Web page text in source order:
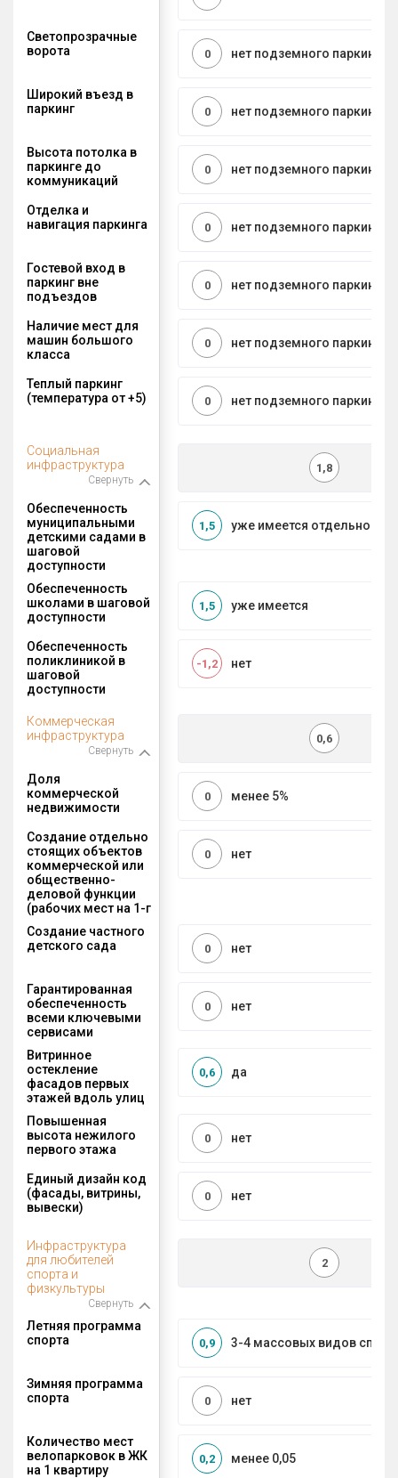
Светопрозрачные
ворота
нет подземного паркинга
0
Широкий въезд в
паркинг
нет подземного паркинга
0
Высота потолка в
паркинге до
коммуникаций
нет подземного паркинга
0
Отделка и
навигация паркинга
нет подземного паркинга
0
Гостевой вход в
паркинг вне
подъездов
нет подземного паркинга
0
Наличие мест для
машин большого
класса
нет подземного паркинга
0
Теплый паркинг
(температура от +5)
нет подземного паркинга
0
Социальная
инфраструктура
Свернуть
1,8
Обеспеченность
муниципальными
детскими садами в
шаговой
доступности
уже имеется
1,5
Обеспеченность
школами в шаговой
доступности
уже имеется
1,5
Обеспеченность
поликлиникой в
шаговой
доступности
нет
-1,2
Коммерческая
инфраструктура
Свернуть
0,6
Доля
коммерческой
недвижимости
менее 5%
0
Создание отдельно
стоящих объектов
коммерческой или
общественно-
деловой функции
(рабочих мест на 1-г
нет
0
Создание частного
детского сада
нет
0
Гарантированная
обеспеченность
всеми ключевыми
сервисами
нет
0
Витринное
остекление
фасадов первых
этажей вдоль улиц
да
0,6
Повышенная
высота нежилого
первого этажа
нет
0
Единый дизайн код
(фасады, витрины,
вывески)
нет
0
Инфраструктура
для любителей
спорта и
физкультуры
Свернуть
2
Летняя программа
спорта
3-4 массовых видов
0,9
Зимняя программа
спорта
нет
0
Количество мест
велопарковок в ЖК
на 1 квартиру
менее 0,05
0,2